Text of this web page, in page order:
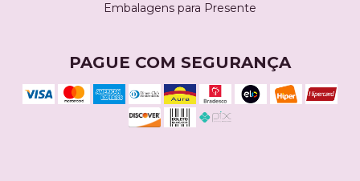
Embalagens para Presente
PAGUE COM SEGURANÇA